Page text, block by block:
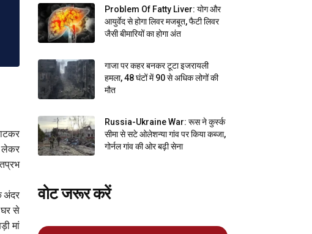
लेकर
अंदर
से
मां
Problem Of Fatty Liver: योग और
आयुर्वेद से होगा लिवर मजबूत, फैटी लिवर
जैसी बीमारियों का होगा अंत
गाजा पर कहर बनकर टूटा इजरायली
हमला, 48 घंटों में 90 से अधिक लोगों की
मौत
Russia-Ukraine War: रूस ने कुर्स्क
सीमा से सटे ओलेशन्या गांव पर किया कब्जा,
गोर्नल गांव की ओर बढ़ी सेना
वोट जरूर करें